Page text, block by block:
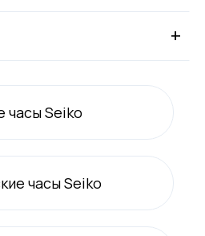
+
часы Seiko
часы Seiko